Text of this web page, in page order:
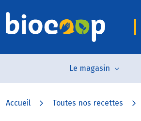
Le magasin
Accueil Toutes nos recettes